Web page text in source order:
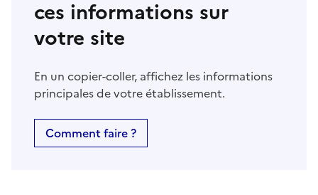
ces informations sur
votre site
En un copier-coller, affichez les informations
principales de votre établissement.
Comment faire ?